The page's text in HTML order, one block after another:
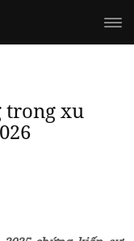
trong xu